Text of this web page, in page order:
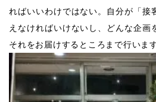
ればいいわけではない。自分が「接
えなければいけないし、どんな企画
それをお届けするところまで行います